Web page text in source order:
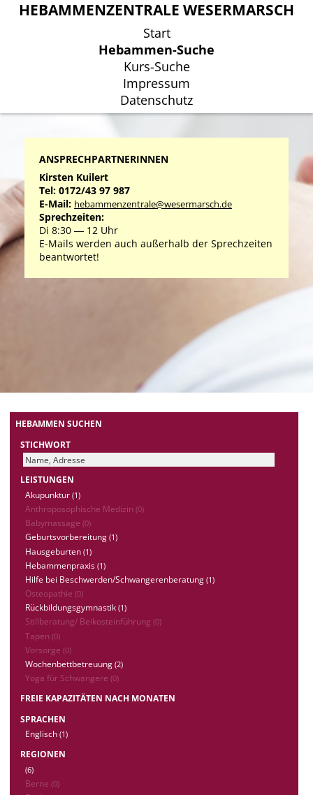
HEBAMMENZENTRALE WESERMARSCH
Start
Hebammen-Suche
Kurs-Suche
Impressum
Datenschutz
HEBAMMENZENTRALE WESERMARSCH
Start
Hebammen-Suche
Kurs-Suche
Impressum
Datenschutz
ANSPRECHPARTNERINNEN
Kirsten Kuilert
Tel: 0172/43 97 987
E-Mail: hebammenzentrale@wesermarsch.de
Sprechzeiten:
Di 8:30 ― 12 Uhr
E-Mails werden auch außerhalb der Sprechzeiten
beantwortet!
HEBAMMEN SUCHEN
STICHWORT
LEISTUNGEN
Akupunktur (1)
Anthroposophische Medizin (0)
Babymassage (0)
Geburtsvorbereitung (1)
Hausgeburten (1)
Hebammenpraxis (1)
Hilfe bei Beschwerden/Schwangerenberatung (1)
Osteopathie (0)
Rückbildungsgymnastik (1)
Stillberatung/ Beikosteinführung (0)
Tapen (0)
Vorsorge (0)
Wochenbettbetreuung (2)
Yoga für Schwangere (0)
FREIE KAPAZITÄTEN NACH MONATEN
SPRACHEN
Englisch (1)
REGIONEN
(6)
Berne (0)